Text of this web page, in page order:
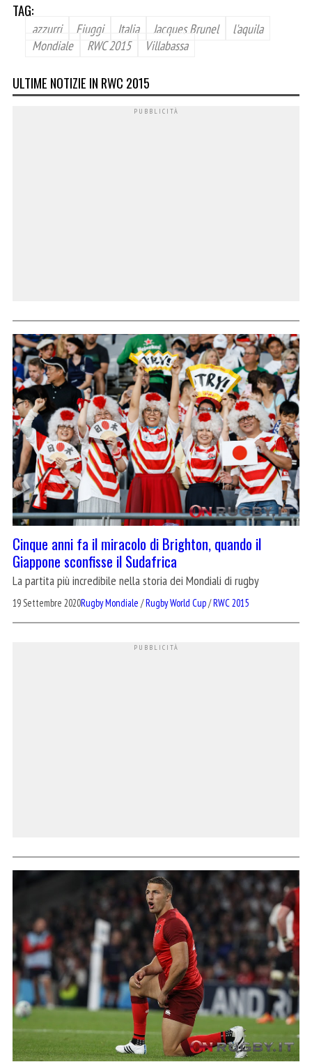
TAG:
azzurri Fiuggi Italia Jacques Brunel
l'aquila
Mondiale
RWC 2015 Villabassa
ULTIME NOTIZIE IN RWC 2015
Cinque anni fa il miracolo di Brighton, quando il
Giappone sconfisse il Sudafrica
La partita più incredibile nella storia dei Mondiali di rugby
19 Settembre 2020Rugby Mondiale /Rugby World Cup/RWC 2015